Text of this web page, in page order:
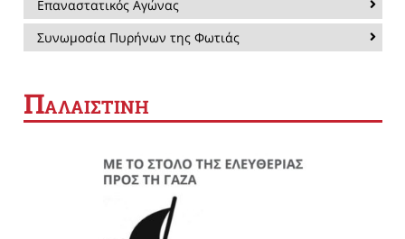
Επαναστατικός Αγώνας
Συνωμοσία Πυρήνων της Φωτιάς
ΠΑΛΑΙΣΤΙΝΗ